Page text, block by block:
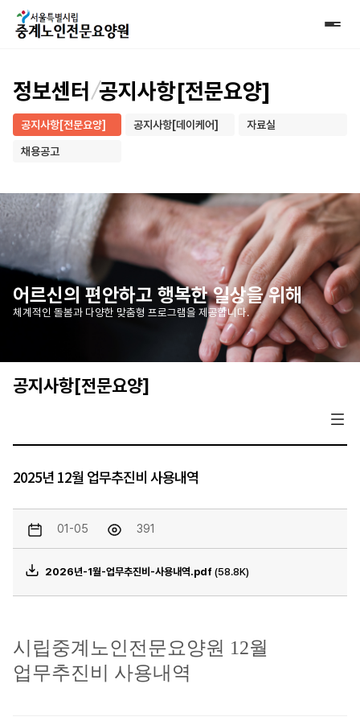
정보센터 공지사항[전문요양]
공지사항[전문요양] 공지사항[데이케어] 자료실
채용공고
어르신의 편안하고 행복한 일상을 위해
체계적인 돌봄과 다양한 맞춤형 프로그램을 제공합니다.
공지사항[전문요양]
2025년 12월 업무추진비 사용내역
01-05 391
2026년-1월-업무추진비-사용내역.pdf (58.8K)
시립중계노인전문요양원 12월
업무추진비 사용내역